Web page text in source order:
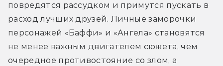
повредятся рассудком и примутся пускать в
расход лучших друзей. Личные заморочки
персонажей «Баффи» и «Ангела» становятся
не менее важным двигателем сюжета, чем
очередное противостояние со злом, а